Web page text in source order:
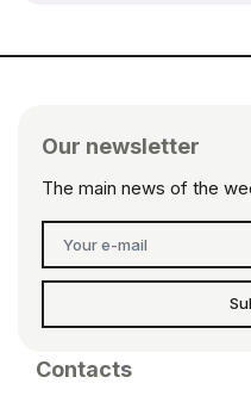
Our newsletter
The main news of the
Contacts